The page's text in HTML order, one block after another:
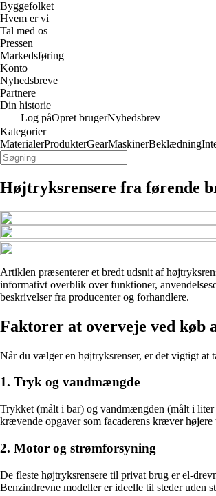
Byggefolket
Hvem er vi
Tal med os
Pressen
Markedsføring
Konto
Nyhedsbreve
Partnere
Din historie
Log påOpret brugerNyhedsbrev
Kategorier
MaterialerProdukterGearMaskinerBeklædning
Højtryksrensere fra førende
Artiklen præsenterer et bredt udsnit af
informativt overblik over funktioner,
beskrivelser fra producenter og forhandlere.
Faktorer at overveje ved køb
Når du vælger en højtryksrenser, er det vigtigt at
1. Tryk og vandmængde
Trykket (målt i bar) og vandmængden (målt i
krævende opgaver som facaderens kræver
2. Motor og strømforsyning
De fleste højtryksrensere til privat brug er el-
Benzindrevne modeller er ideelle til steder uden